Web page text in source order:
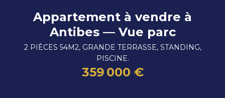
Appartement à vendre à
Antibes — Vue parc
2 PIÈCES 54M2, GRANDE TERRASSE, STANDING,
PISCINE.
359 000 €